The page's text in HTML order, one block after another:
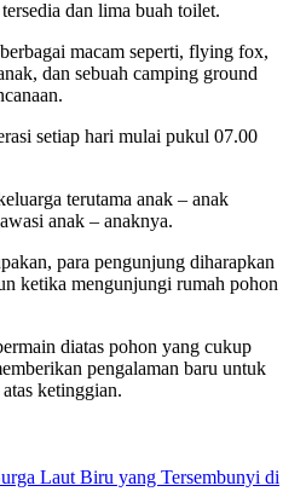
dan lima buah toilet.
macam seperti, flying fox,
dan sebuah camping ground
setiap hari mulai pukul 07.00
terutama anak – anak
anak – anaknya.
para pengunjung diharapkan
ketika mengunjungi rumah pohon
diatas pohon yang cukup
pengalaman baru untuk
ketinggian.
Laut Biru yang Tersembunyi di